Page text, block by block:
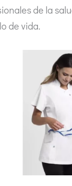
de la
de vida.